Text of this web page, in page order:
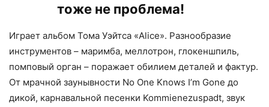
тоже не проблема!
Играет альбом Тома Уэйтса «Alice». Разнообразие
инструментов – маримба, меллотрон, глокеншпиль,
помповый орган – поражает обилием деталей и фактур.
От мрачной заунывности No One Knows I’m Gone до
дикой, карнавальной песенки Kommienezuspadt, звук